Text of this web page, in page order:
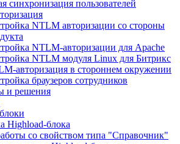
синхронизация пользователей
NTLM авторизации со стороны
NTLM-авторизации для Apache
NTLM модуля Linux для Битрикс
авторизация в стороннем окружении
браузеров сотрудников
и решения
Highload-блока
со свойством типа "Справочник"